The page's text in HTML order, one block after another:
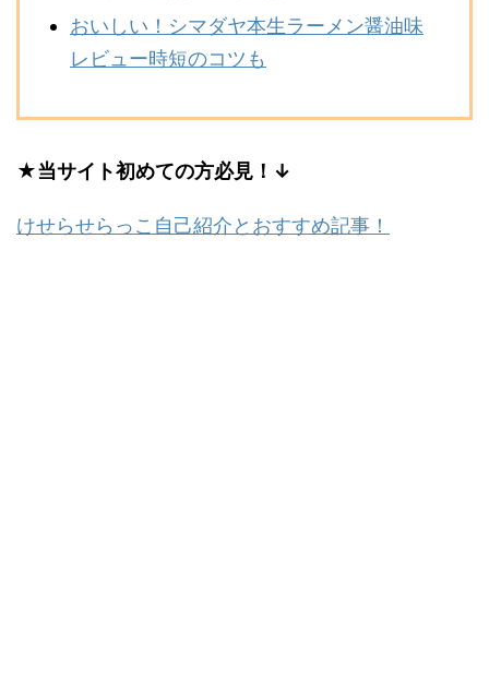
おいしい！シマダヤ本生ラーメン醤油味
レビュー時短のコツも
★当サイト初めての方必見！↓
けせらせらっこ自己紹介とおすすめ記事！